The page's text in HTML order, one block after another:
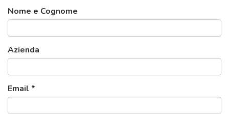
Nome e Cognome
Azienda
Email *